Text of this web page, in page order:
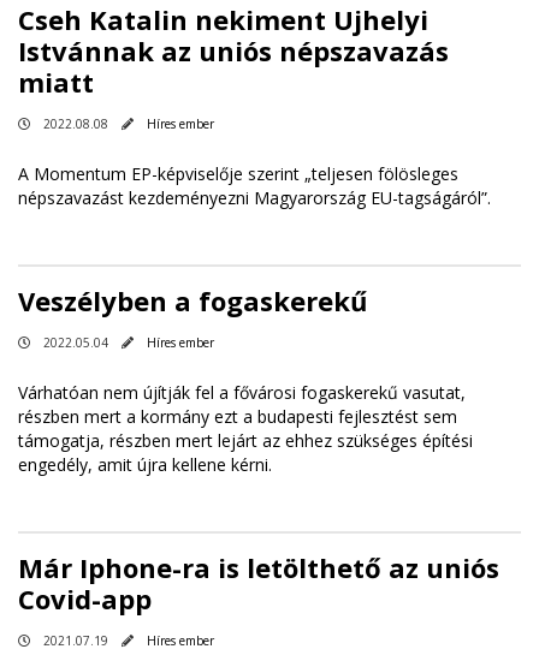
Cseh Katalin nekiment Ujhelyi
Istvánnak az uniós népszavazás
miatt
2022.08.08 Híres ember
A Momentum EP-képviselője szerint „teljesen fölösleges
népszavazást kezdeményezni Magyarország EU-tagságáról”.
Veszélyben a fogaskerekű
2022.05.04 Híres ember
Várhatóan nem újítják fel a fővárosi fogaskerekű vasutat,
részben mert a kormány ezt a budapesti fejlesztést sem
támogatja, részben mert lejárt az ehhez szükséges építési
engedély, amit újra kellene kérni.
Már Iphone-ra is letölthető az uniós
Covid-app
2021.07.19 Híres ember